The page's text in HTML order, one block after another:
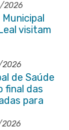
2026
visitam
de Saúde
final das
para
2026-